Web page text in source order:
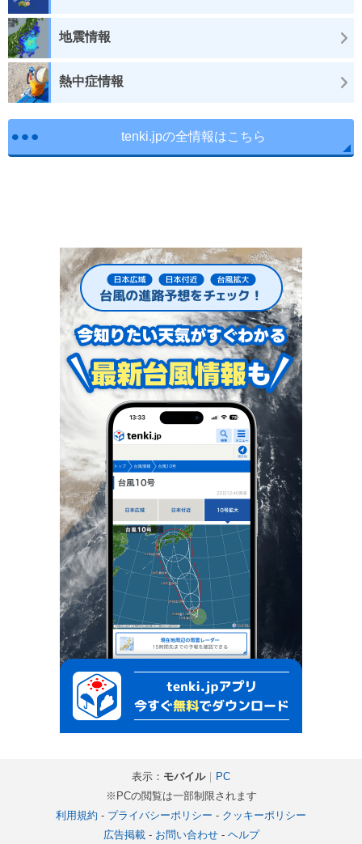
地震情報
熱中症情報
tenki.jpの全情報はこちら
表示： モバイル｜ PC
※PCの閲覧は一部制限されます
利用規約 - プライバシーポリシー - クッキーポリシー
広告掲載- お問い合わせ- ヘルプ